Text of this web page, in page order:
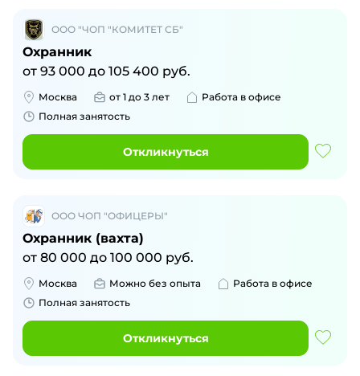
ООО "ЧОП "КОМИТЕТ СБ"
Охранник
от 93 000 до 105 400 руб.
Москва от 1 до 3 лет
Работа в офисе
Полная занятость
Откликнуться
ООО ЧОП "ОФИЦЕРЫ"
Охранник (вахта)
от 80 000 до 100 000 руб.
Москва Можно без опыта
Работа в офисе
Полная занятость
Откликнуться